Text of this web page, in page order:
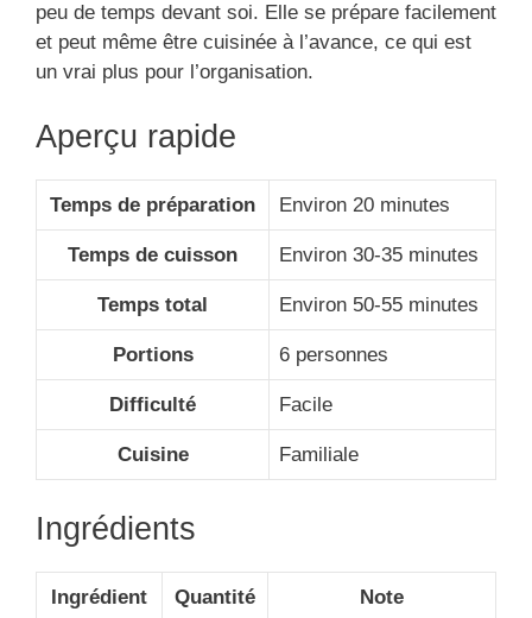
peu de temps devant soi. Elle se prépare facilement
et peut même être cuisinée à l’avance, ce qui est
un vrai plus pour l’organisation.
Aperçu rapide
Temps de préparation Environ 20 minutes
Temps de cuisson Environ 30-35 minutes
Temps total Environ 50-55 minutes
Portions 6 personnes
Difficulté Facile
Cuisine Familiale
Ingrédients
Ingrédient Quantité Note